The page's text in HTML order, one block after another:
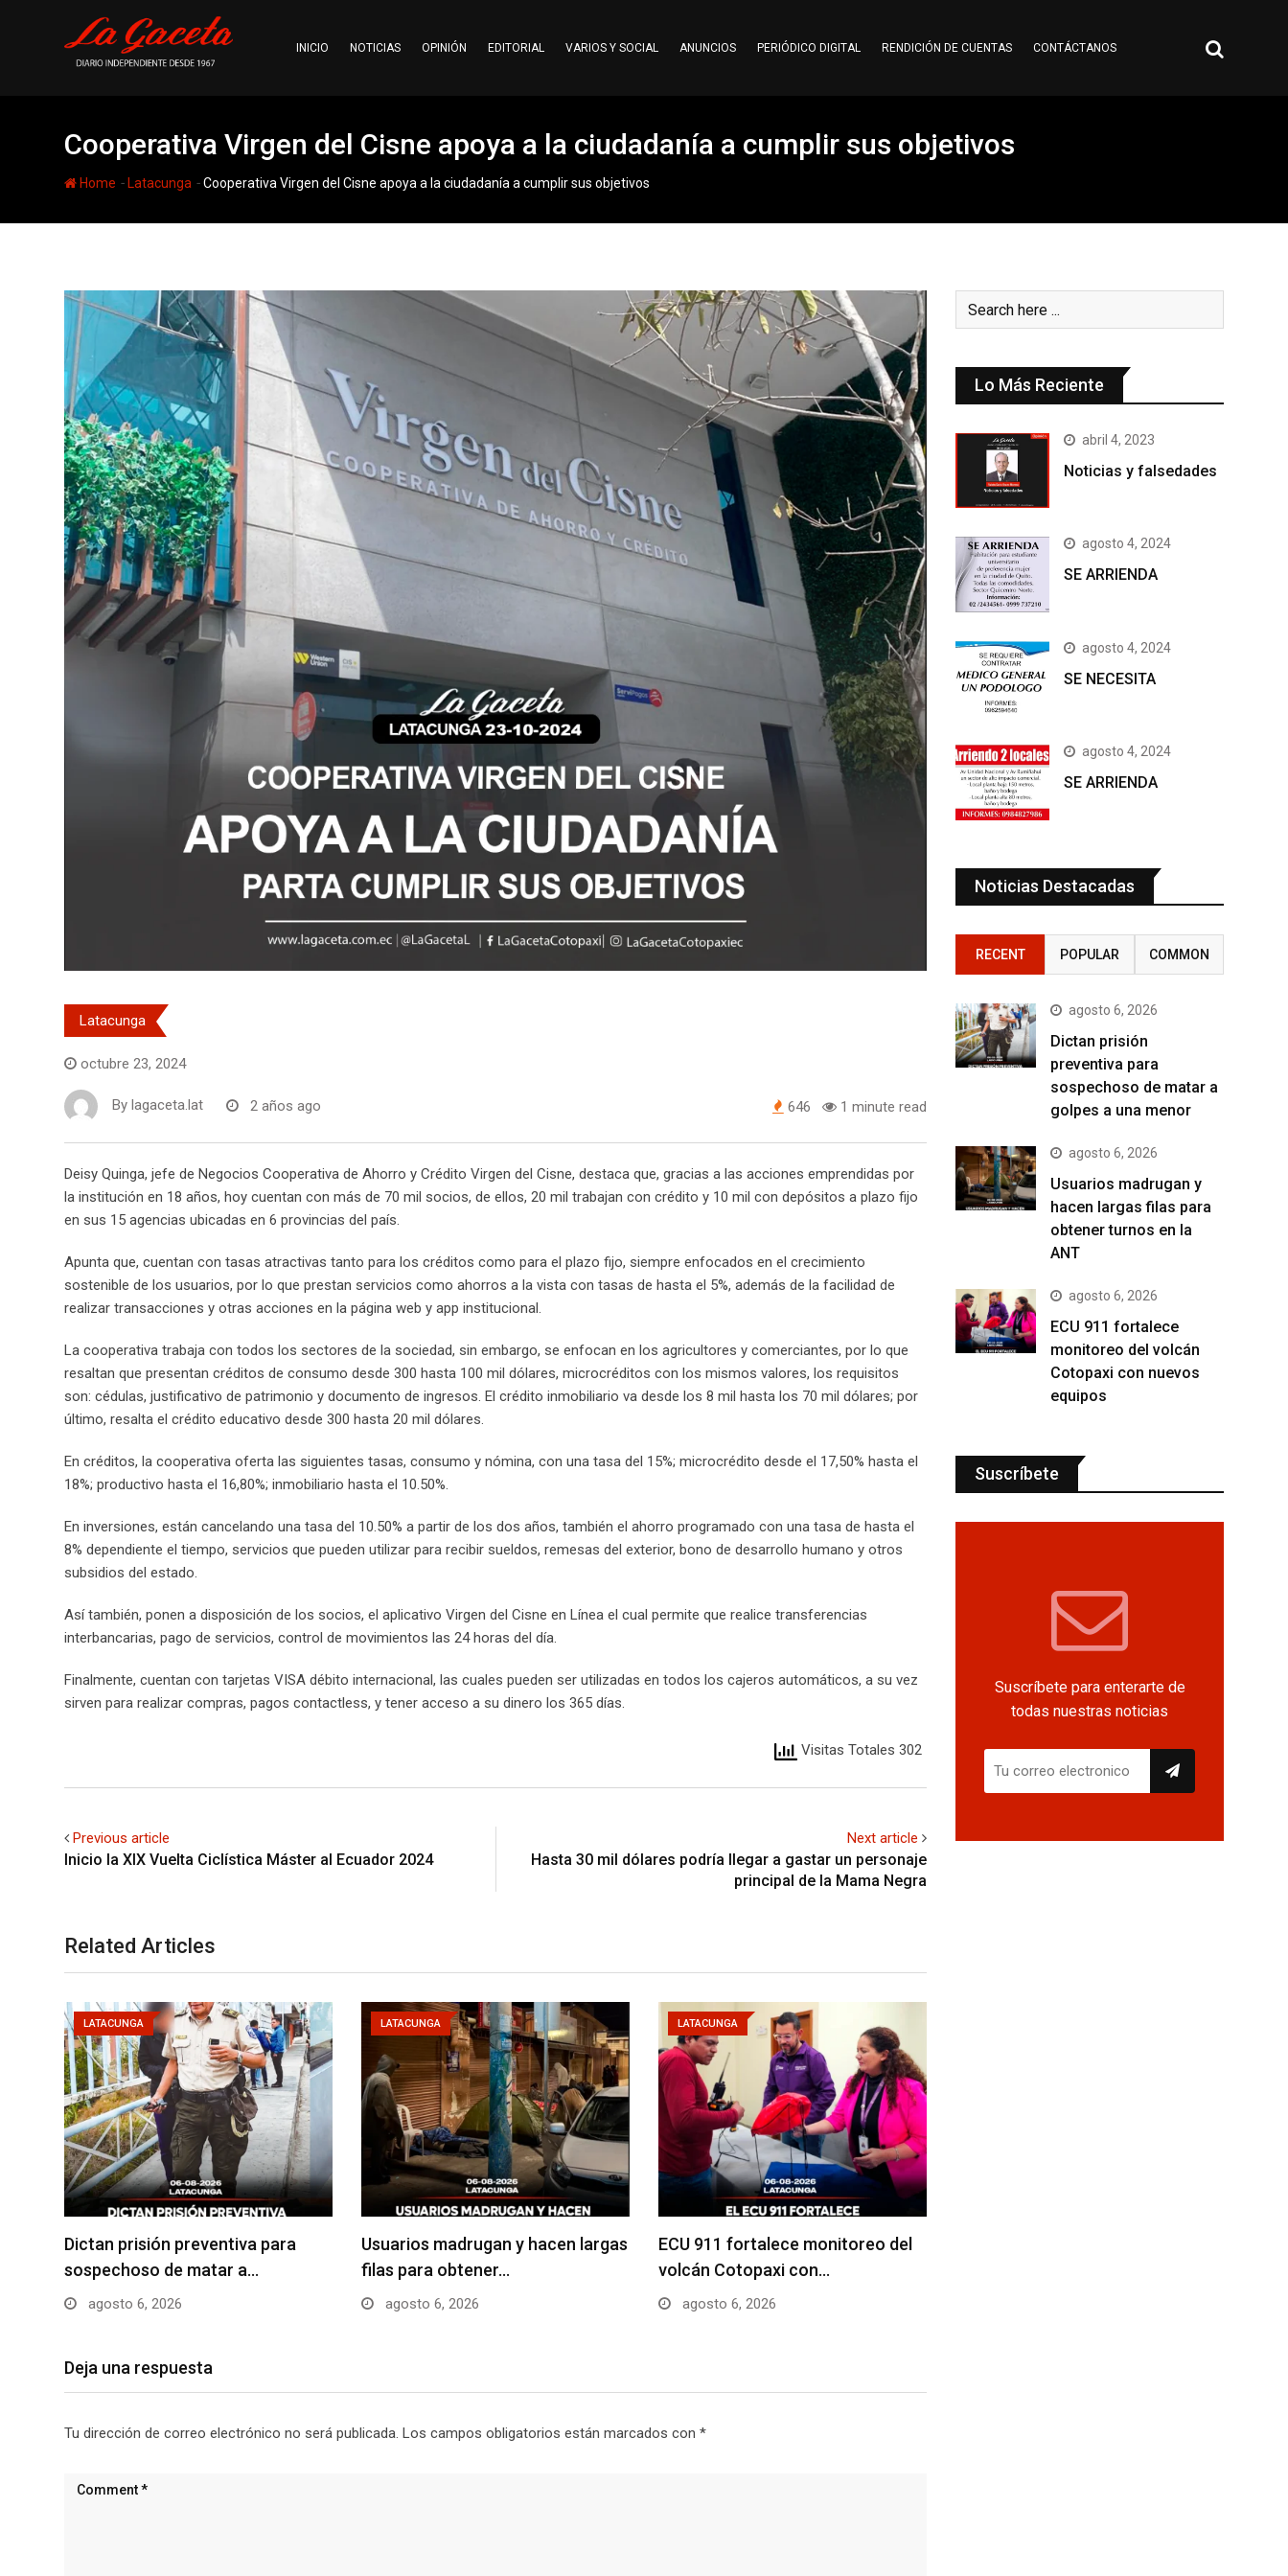
INICIO NOTICIAS OPINIÓN EDITORIAL VARIOS Y SOCIAL ANUNCIOS PERIÓDICO DIGITAL RENDICIÓN DE CUENTAS CONTÁCTANOS
Cooperativa Virgen del Cisne apoya a la ciudadanía a cumplir sus objetivos
Home - Latacunga -Cooperativa Virgen del Cisne apoya a la ciudadanía a cumplir sus objetivos
Latacunga
octubre 23, 2024
By lagaceta.lat 2 años ago 646 1 minute read
Deisy Quinga, jefe de Negocios Cooperativa de Ahorro y Crédito Virgen del Cisne, destaca que, gracias a las acciones emprendidas por
la institución en 18 años, hoy cuentan con más de 70 mil socios, de ellos, 20 mil trabajan con crédito y 10 mil con depósitos a plazo fijo
en sus 15 agencias ubicadas en 6 provincias del país.
Apunta que, cuentan con tasas atractivas tanto para los créditos como para el plazo fijo, siempre enfocados en el crecimiento
sostenible de los usuarios, por lo que prestan servicios como ahorros a la vista con tasas de hasta el 5%, además de la facilidad de
realizar transacciones y otras acciones en la página web y app institucional.
La cooperativa trabaja con todos los sectores de la sociedad, sin embargo, se enfocan en los agricultores y comerciantes, por lo que
resaltan que presentan créditos de consumo desde 300 hasta 100 mil dólares, microcréditos con los mismos valores, los requisitos
son: cédulas, justificativo de patrimonio y documento de ingresos. El crédito inmobiliario va desde los 8 mil hasta los 70 mil dólares; por
último, resalta el crédito educativo desde 300 hasta 20 mil dólares.
En créditos, la cooperativa oferta las siguientes tasas, consumo y nómina, con una tasa del 15%; microcrédito desde el 17,50% hasta el
18%; productivo hasta el 16,80%; inmobiliario hasta el 10.50%.
En inversiones, están cancelando una tasa del 10.50% a partir de los dos años, también el ahorro programado con una tasa de hasta el
8% dependiente el tiempo, servicios que pueden utilizar para recibir sueldos, remesas del exterior, bono de desarrollo humano y otros
subsidios del estado.
Así también, ponen a disposición de los socios, el aplicativo Virgen del Cisne en Línea el cual permite que realice transferencias
interbancarias, pago de servicios, control de movimientos las 24 horas del día.
Finalmente, cuentan con tarjetas VISA débito internacional, las cuales pueden ser utilizadas en todos los cajeros automáticos, a su vez
sirven para realizar compras, pagos contactless, y tener acceso a su dinero los 365 días.
Visitas Totales 302
Previous article
Inicio la XIX Vuelta Ciclística Máster al Ecuador 2024
Next article
Hasta 30 mil dólares podría llegar a gastar un personaje
principal de la Mama Negra
Related Articles
LATACUNGA
Dictan prisión preventiva para
sospechoso de matar a…
agosto 6, 2026
LATACUNGA
Usuarios madrugan y hacen largas
filas para obtener…
agosto 6, 2026
LATACUNGA
ECU 911 fortalece monitoreo del
volcán Cotopaxi con…
agosto 6, 2026
Deja una respuesta
Tu dirección de correo electrónico no será publicada. Los campos obligatorios están marcados con *
Lo Más Reciente
abril 4, 2023
Noticias y falsedades
agosto 4, 2024
SE ARRIENDA
agosto 4, 2024
SE NECESITA
agosto 4, 2024
SE ARRIENDA
Noticias Destacadas
RECENT POPULAR COMMON
agosto 6, 2026
Dictan prisión
preventiva para
sospechoso de matar a
golpes a una menor
agosto 6, 2026
Usuarios madrugan y
hacen largas filas para
obtener turnos en la
ANT
agosto 6, 2026
ECU 911 fortalece
monitoreo del volcán
Cotopaxi con nuevos
equipos
Suscríbete
Suscríbete para enterarte de
todas nuestras noticias